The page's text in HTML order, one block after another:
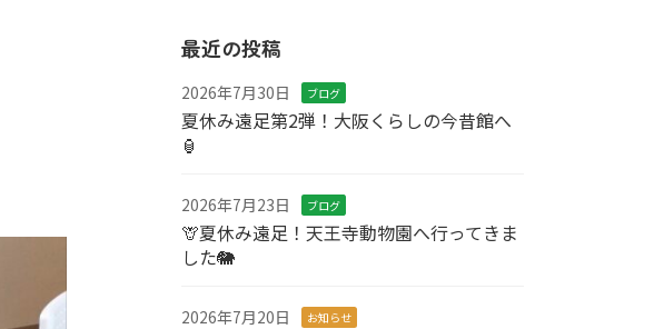
最近の投稿
2026年7月30日 ブログ
夏休み遠足第2弾！大阪くらしの今昔館へ
🏮
2026年7月23日 ブログ
🦒夏休み遠足！天王寺動物園へ行ってきま
した🐘
2026年7月20日 お知らせ